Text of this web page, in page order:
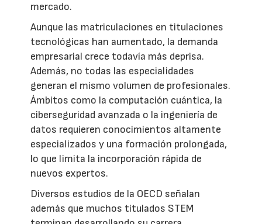
mercado.
Aunque las matriculaciones en titulaciones
tecnológicas han aumentado, la demanda
empresarial crece todavía más deprisa.
Además, no todas las especialidades
generan el mismo volumen de profesionales.
Ámbitos como la computación cuántica, la
ciberseguridad avanzada o la ingeniería de
datos requieren conocimientos altamente
especializados y una formación prolongada,
lo que limita la incorporación rápida de
nuevos expertos.
Diversos estudios de la OECD señalan
además que muchos titulados STEM